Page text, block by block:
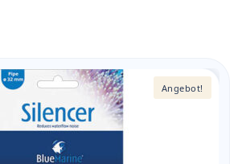
Angebot!